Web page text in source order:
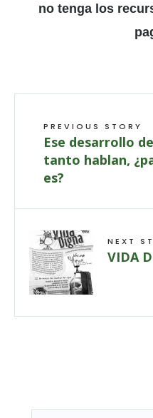
no tenga los
PREVIOUS STORY
Ese desarrollo
tanto hablan,
es?
NEXT
VIDA